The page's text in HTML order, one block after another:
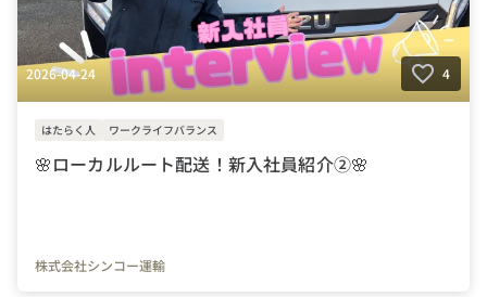
2026-04-24 4
はたらく人 ワークライフバランス
🌸ローカルルート配送！新入社員紹介②🌸
株式会社シンコー運輸